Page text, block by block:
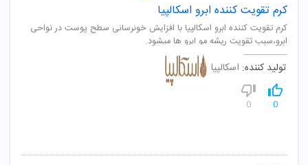
کرم تقویت کننده ابرو اسکالپیا
کرم تقویت کننده ابرو اسکالپیا با افزایش خونرسانی سطح پوست در نواحی
ابرو،سبب تقویت ریشه مو ابرو ها میشود.
تولید کننده: اسکالپیا
0
0